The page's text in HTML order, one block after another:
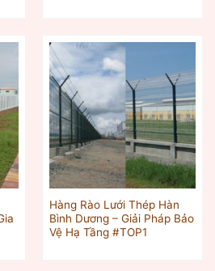
Hàng Rào Lưới Thép Hàn
Bình Dương – Giải Pháp Bảo
Vệ Hạ Tầng #TOP1